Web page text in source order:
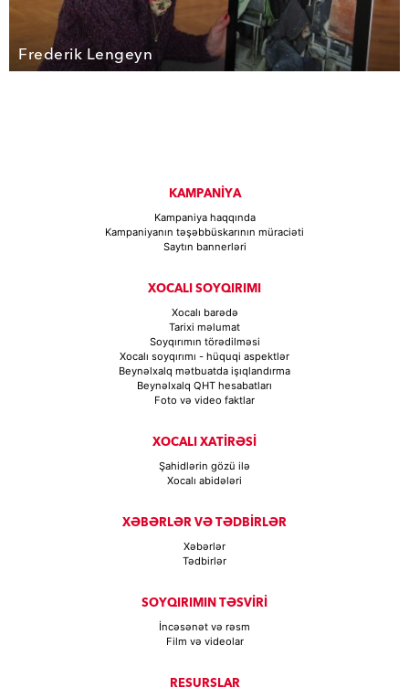
Frederik Lengeyn
KAMPANİYA
Kampaniya haqqında
Kampaniyanın təşəbbüskarının müraciəti
Saytın bannerləri
XOCALI SOYQIRIMI
Xocalı barədə
Tarixi məlumat
Soyqırımın törədilməsi
Xocalı soyqırımı - hüquqi aspektlər
Beynəlxalq mətbuatda işıqlandırma
Beynəlxalq QHT hesabatları
Foto və video faktlar
XOCALI XATİRƏSİ
Şahidlərin gözü ilə
Xocalı abidələri
XƏBƏRLƏR VƏ TƏDBİRLƏR
Xəbərlər
Tədbirlər
SOYQIRIMIN TƏSVİRİ
İncəsənət və rəsm
Film və videolar
RESURSLAR